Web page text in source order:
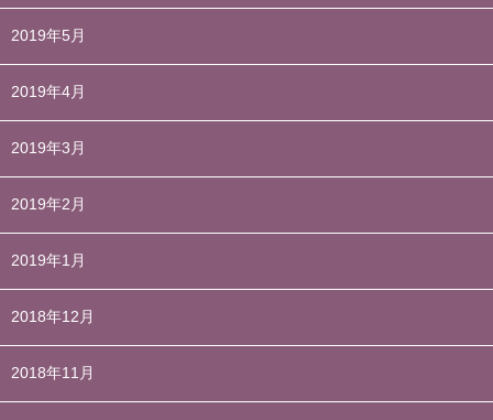
2019年5月
2019年4月
2019年3月
2019年2月
2019年1月
2018年12月
2018年11月